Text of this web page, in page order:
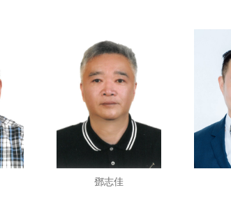
鄧志佳